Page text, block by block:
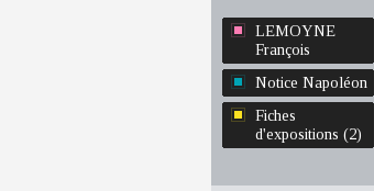
LEMOYNE
François
Notice Napoléon
Fiches
d'expositions (2)